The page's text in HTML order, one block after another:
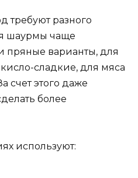
требуют разного
шаурмы чаще
пряные варианты, для
сладкие, для мяса
счет этого даже
более
используют: